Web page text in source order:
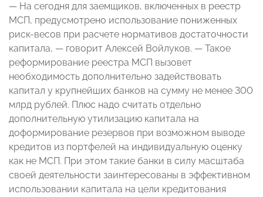
— На сегодня для заемщиков, включенных в реестр
МСП, предусмотрено использование пониженных
риск-весов при расчете нормативов достаточности
капитала, — говорит Алексей Войлуков. — Такое
реформирование реестра МСП вызовет
необходимость дополнительно задействовать
капитал у крупнейших банков на сумму не менее 300
млрд рублей. Плюс надо считать отдельно
дополнительную утилизацию капитала на
доформирование резервов при возможном выводе
кредитов из портфелей на индивидуальную оценку
как не МСП. При этом такие банки в силу масштаба
своей деятельности заинтересованы в эффективном
использовании капитала на цели кредитования